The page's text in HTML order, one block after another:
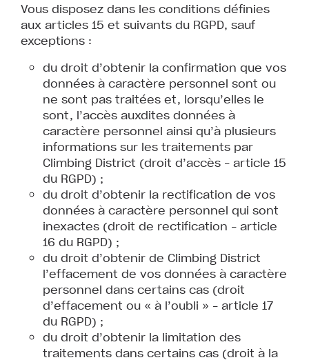
Vous disposez dans les conditions définies
aux articles 15 et suivants du RGPD, sauf
exceptions :
du droit d’obtenir la confirmation que vos
données à caractère personnel sont ou
ne sont pas traitées et, lorsqu’elles le
sont, l’accès auxdites données à
caractère personnel ainsi qu’à plusieurs
informations sur les traitements par
Climbing District (droit d’accès – article 15
du RGPD) ;
du droit d’obtenir la rectification de vos
données à caractère personnel qui sont
inexactes (droit de rectification – article
16 du RGPD) ;
du droit d’obtenir de Climbing District
l’effacement de vos données à caractère
personnel dans certains cas (droit
d’effacement ou « à l’oubli » – article 17
du RGPD) ;
du droit d’obtenir la limitation des
traitements dans certains cas (droit à la